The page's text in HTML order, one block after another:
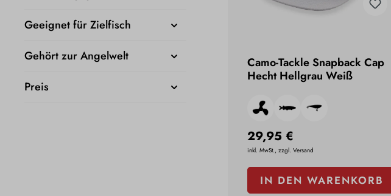
Geeignet für Zielfisch
Gehört zur Angelwelt
Preis
Camo-Tackle Snapback Cap
Hecht Hellgrau Weiß
29,95 €
inkl. MwSt., zzgl. Versand
IN DEN WARENKORB